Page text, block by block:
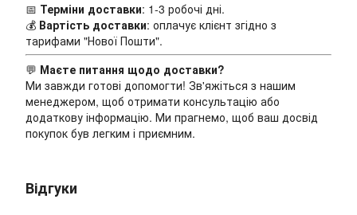
📅 Терміни доставки: 1-3 робочі дні.
💰 Вартість доставки: оплачує клієнт згідно з
тарифами "Нової Пошти".
💬 Маєте питання щодо доставки?
Ми завжди готові допомогти! Зв'яжіться з нашим
менеджером, щоб отримати консультацію або
додаткову інформацію. Ми прагнемо, щоб ваш досвід
покупок був легким і приємним.
Відгуки